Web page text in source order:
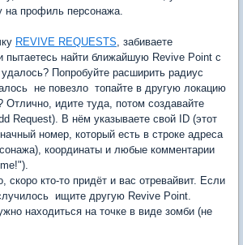
на профиль персонажа.
REVIVE REQUESTS, забиваете
пытаетесь найти ближайшую Revive Point с
Попробуйте расширить радиус
 не повезло  топайте в другую локацию
идите туда, потом создавайте
Request). В нём указываете свой ID (этот
номер, который есть в строке адреса
координаты и любые комментарии
кто-то придёт и вас отревайвит. Если
 ищите другую Revive Point.
находиться на точке в виде зомби (не